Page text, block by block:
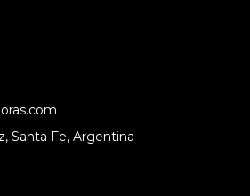
Santa Fe, Argentina